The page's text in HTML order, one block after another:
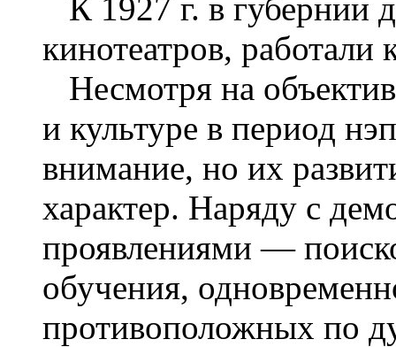
К 1927 г. в губернии
кинотеатров,
Несмотря на
и культуре в период
внимание, но их
характер. Наряду с
проявлениями —
обучения,
противоположных по